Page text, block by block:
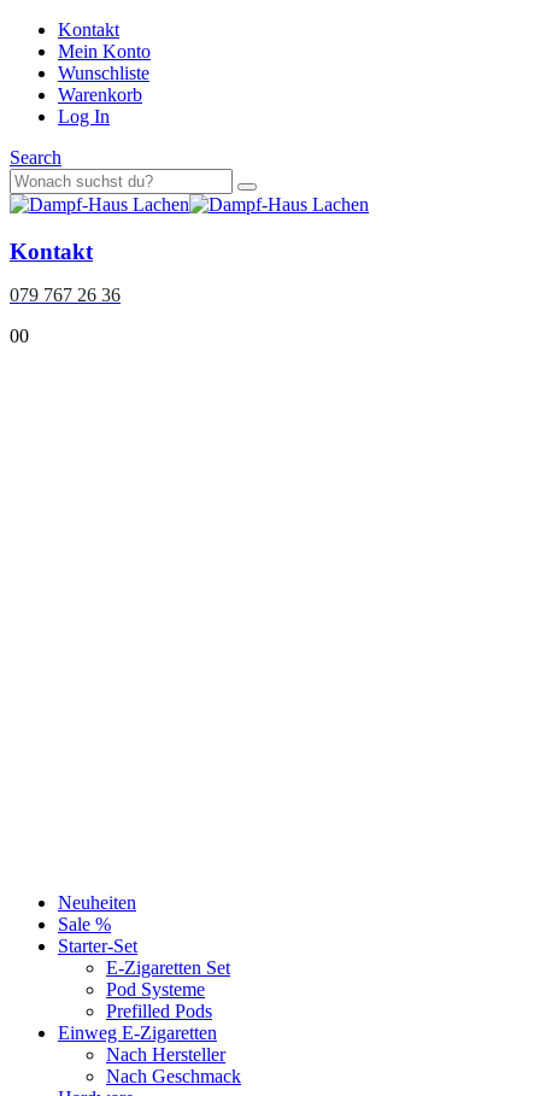
Kontakt
Mein Konto
Wunschliste
Warenkorb
Log In
Search
Kontakt
079 767 26 36
00
Neuheiten
Sale %
Starter-Set
E-Zigaretten Set
Pod Systeme
Prefilled Pods
Einweg E-Zigaretten
Nach Hersteller
Nach Geschmack